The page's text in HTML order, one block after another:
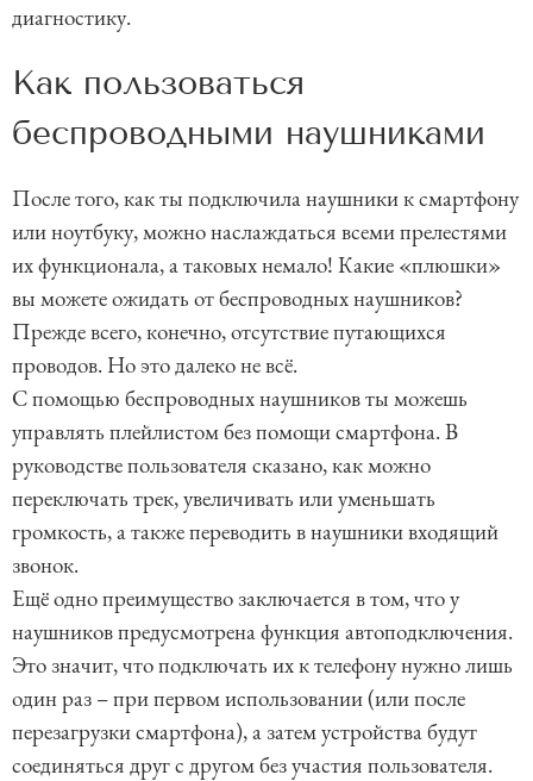
диагностику.
Как пользоваться
беспроводными наушниками
После того, как ты подключила наушники к смартфону
или ноутбуку, можно наслаждаться всеми прелестями
их функционала, а таковых немало! Какие «плюшки»
вы можете ожидать от беспроводных наушников?
Прежде всего, конечно, отсутствие путающихся
проводов. Но это далеко не всё.
С помощью беспроводных наушников ты можешь
управлять плейлистом без помощи смартфона. В
руководстве пользователя сказано, как можно
переключать трек, увеличивать или уменьшать
громкость, а также переводить в наушники входящий
звонок.
Ещё одно преимущество заключается в том, что у
наушников предусмотрена функция автоподключения.
Это значит, что подключать их к телефону нужно лишь
один раз – при первом использовании (или после
перезагрузки смартфона), а затем устройства будут
соединяться друг с другом без участия пользователя.